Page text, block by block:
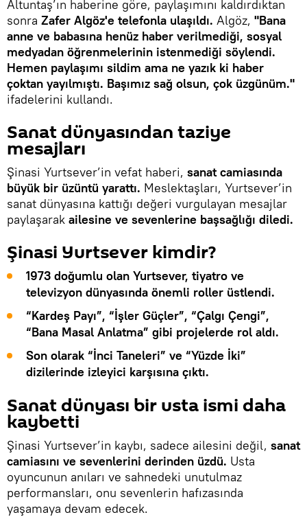
Altuntaş’ın haberine göre, paylaşımını kaldırdıktan
sonra Zafer Algöz'e telefonla ulaşıldı. Algöz, "Bana
anne ve babasına henüz haber verilmediği, sosyal
medyadan öğrenmelerinin istenmediği söylendi.
Hemen paylaşımı sildim ama ne yazık ki haber
çoktan yayılmıştı. Başımız sağ olsun, çok üzgünüm."
ifadelerini kullandı.
Sanat dünyasından taziye
mesajları
Şinasi Yurtsever’in vefat haberi, sanat camiasında
büyük bir üzüntü yarattı. Meslektaşları, Yurtsever’in
sanat dünyasına kattığı değeri vurgulayan mesajlar
paylaşarak ailesine ve sevenlerine başsağlığı diledi.
Şinasi Yurtsever kimdir?
1973 doğumlu olan Yurtsever, tiyatro ve
televizyon dünyasında önemli roller üstlendi.
“Kardeş Payı”, “İşler Güçler”, “Çalgı Çengi”,
“Bana Masal Anlatma” gibi projelerde rol aldı.
Son olarak “İnci Taneleri” ve “Yüzde İki”
dizilerinde izleyici karşısına çıktı.
Sanat dünyası bir usta ismi daha
kaybetti
Şinasi Yurtsever’in kaybı, sadece ailesini değil, sanat
camiasını ve sevenlerini derinden üzdü. Usta
oyuncunun anıları ve sahnedeki unutulmaz
performansları, onu sevenlerin hafızasında
yaşamaya devam edecek.